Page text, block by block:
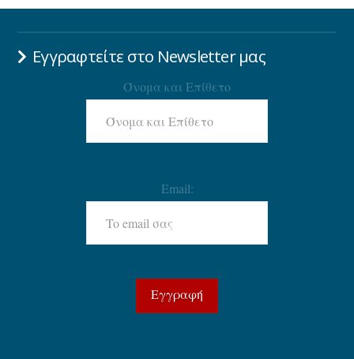
Εγγραφτείτε στο Newsletter μας
Όνομα και Επίθετο
Email: